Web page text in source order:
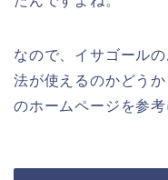
なので、イサゴール
法が使えるのかどう
のホームページを参